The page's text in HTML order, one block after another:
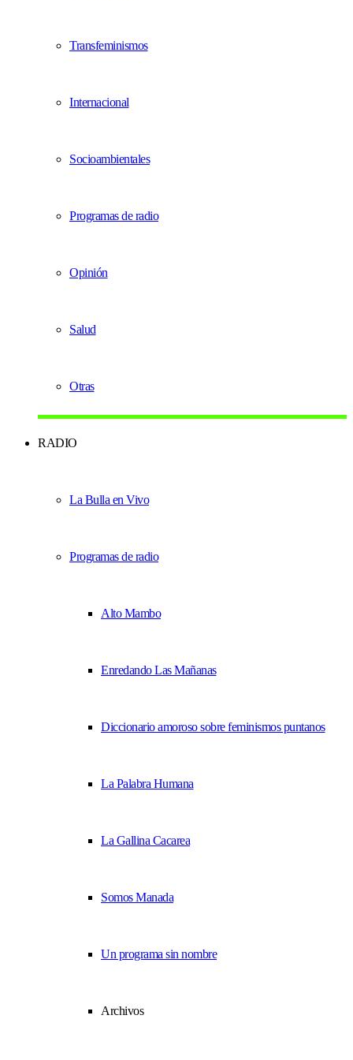
Transfeminismos
Internacional
Socioambientales
Programas de radio
Opinión
Salud
Otras
RADIO
La Bulla en Vivo
Programas de radio
Alto Mambo
Enredando Las Mañanas
Diccionario amoroso sobre feminismos puntanos
La Palabra Humana
La Gallina Cacarea
Somos Manada
Un programa sin nombre
Archivos